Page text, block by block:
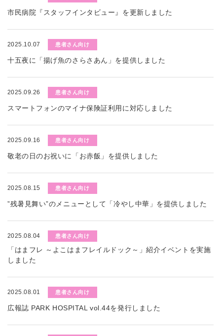
市民病院『スタッフインタビュー』を更新しました
2025.10.07 患者さん向け
十五夜に「揚げ魚のさらさあん」を提供しました
2025.09.26 患者さん向け
スマートフォンのマイナ保険証利用に対応しました
2025.09.16 患者さん向け
敬老の日のお祝いに「お赤飯」を提供しました
2025.08.15 患者さん向け
”残暑見舞い”のメニューとして「冷やし中華」を提供しました
2025.08.04 患者さん向け
「はまフレ ～よこはまフレイルドック～」紹介イベントを実施
しました
2025.08.01 患者さん向け
広報誌 PARK HOSPITAL vol.44を発行しました